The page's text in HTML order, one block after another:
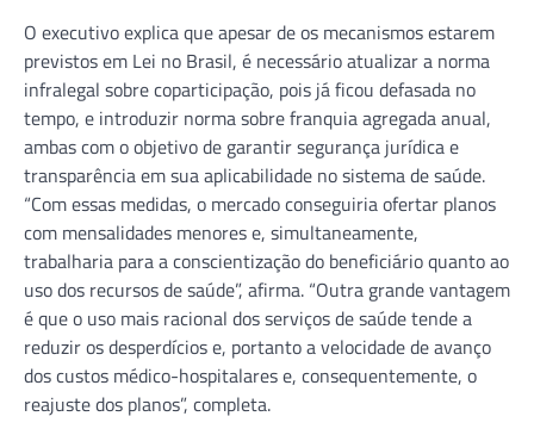
O executivo explica que apesar de os mecanismos estarem
previstos em Lei no Brasil, é necessário atualizar a norma
infralegal sobre coparticipação, pois já ficou defasada no
tempo, e introduzir norma sobre franquia agregada anual,
ambas com o objetivo de garantir segurança jurídica e
transparência em sua aplicabilidade no sistema de saúde.
“Com essas medidas, o mercado conseguiria ofertar planos
com mensalidades menores e, simultaneamente,
trabalharia para a conscientização do beneficiário quanto ao
uso dos recursos de saúde”, afirma. “Outra grande vantagem
é que o uso mais racional dos serviços de saúde tende a
reduzir os desperdícios e, portanto a velocidade de avanço
dos custos médico-hospitalares e, consequentemente, o
reajuste dos planos”, completa.